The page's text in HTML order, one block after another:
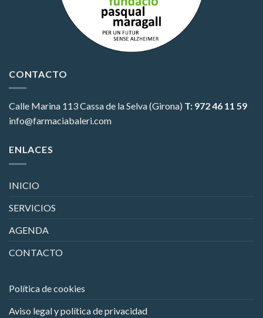
CONTACTO
Calle Marina 113Cassa de la Selva (Girona) T: 972 46 11 59
info@farmaciabaleri.com
ENLACES
INICIO
SERVICIOS
AGENDA
CONTACTO
Política de cookies
Aviso legal y política de privacidad